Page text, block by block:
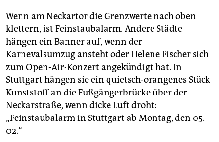
Wenn am Neckartor die Grenzwerte nach oben
klettern, ist Feinstaubalarm. Andere Städte
hängen ein Banner auf, wenn der
Karnevalsumzug ansteht oder Helene Fischer sich
zum Open-Air-Konzert angekündigt hat. In
Stuttgart hängen sie ein quietsch-orangenes Stück
Kunststoff an die Fußgängerbrücke über der
Neckarstraße, wenn dicke Luft droht:
„Feinstaubalarm in Stuttgart ab Montag, den 05.
02.“